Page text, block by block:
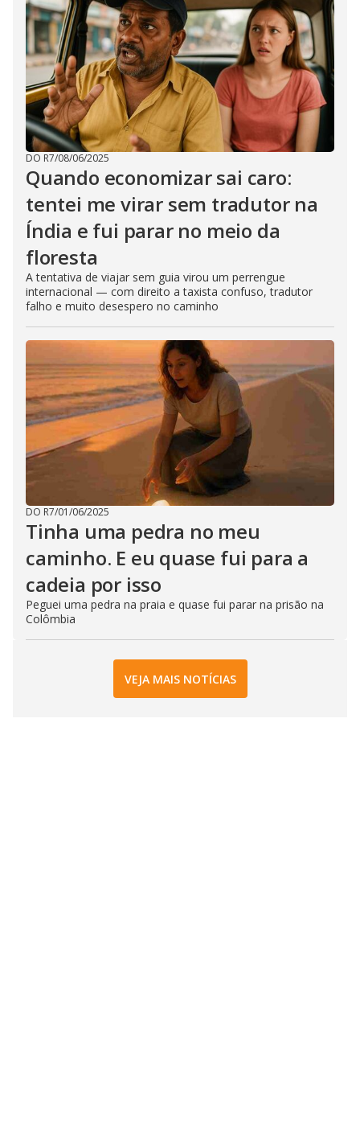
DO R7/08/06/2025
Quando economizar sai caro:
tentei me virar sem tradutor na
Índia e fui parar no meio da
floresta
A tentativa de viajar sem guia virou um perrengue
internacional — com direito a taxista confuso, tradutor
falho e muito desespero no caminho
DO R7/01/06/2025
Tinha uma pedra no meu
caminho. E eu quase fui para a
cadeia por isso
Peguei uma pedra na praia e quase fui parar na prisão na
Colômbia
VEJA MAIS NOTÍCIAS